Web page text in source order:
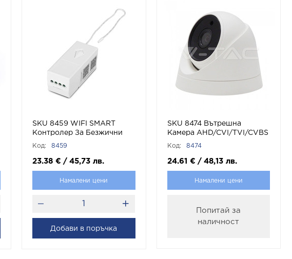
SKU 8459 WIFI SMART
Контролер За Безжични
Ключове SKU 8459 V-TAC с
Код: 8459
23.38 € / 45,73 лв.
Намалени цени
Добави в поръчка
SKU 8474 Вътрешна
Камера AHD/CVI/TVI/CVBS
2.0MP с марка V-TAC
Код: 8474
24.61 € / 48,13 лв.
Намалени цени
Попитай за
наличност